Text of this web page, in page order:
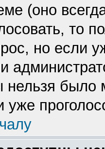
(оно
то
но если
нельзя было
уже